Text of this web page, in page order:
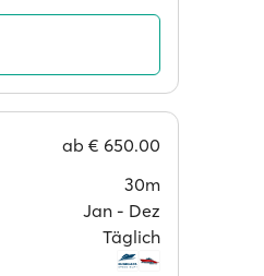
ab € 650.00
30m
Jan ‐ Dez
Täglich